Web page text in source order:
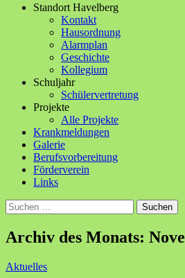
Standort Havelberg
Kontakt
Hausordnung
Alarmplan
Geschichte
Kollegium
Schuljahr
Schülervertretung
Projekte
Alle Projekte
Krankmeldungen
Galerie
Berufsvorbereitung
Förderverein
Links
Suchen
nach:
Archiv des Monats:
Aktuelles